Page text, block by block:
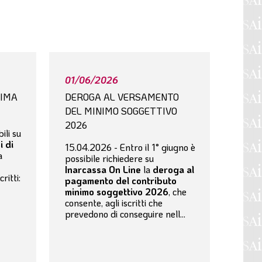
su
di
01/06/2026
DEROGA AL VERSAMENTO
DEL MINIMO SOGGETTIVO
2026
15.04.2026 - Entro il 1° giugno è
possibile richiedere su
Inarcassa On Line la deroga al
pagamento del contributo
minimo soggettivo 2026, che
consente, agli iscritti che
prevedono di conseguire nell...